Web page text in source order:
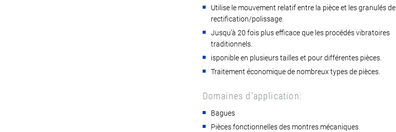
Utilise le mouvement relatif entre la pièce et les granulés de
rectification/polissage.
Jusqu’à 20 fois plus efficace que les procédés vibratoires
traditionnels.
isponible en plusieurs tailles et pour différentes pièces.
Traitement économique de nombreux types de pièces.
Domaines d’application:
Bagues
Pièces fonctionnelles des montres mécaniques